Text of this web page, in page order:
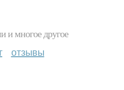
и многое другое
отзывы